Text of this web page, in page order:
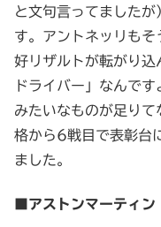
と文句言ってました
す。アントネッリも
好リザルトが転がり込
ドライバー」なんで
みたいなものが足り
格から6戦目で表彰台
ました。
■アストンマーティン